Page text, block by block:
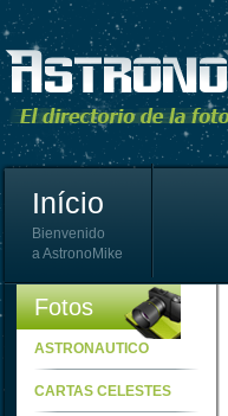
Início
Bienvenido
a AstronoMike
Fotos
ASTRONAUTICO
CARTAS CELESTES